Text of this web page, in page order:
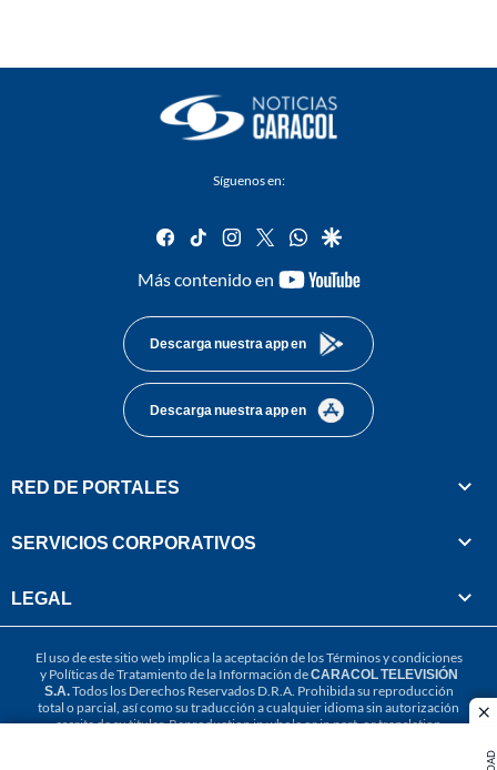
Síguenos en:
facebook
tiktok instagram
twitterwhatsapp
google
Más contenido en
youtube-
Descarga nuestra app en
Descarga nuestra app en
RED DE PORTALES
SERVICIOS CORPORATIVOS
LEGAL
El uso de este sitio web implica la aceptación de losTérminos y condiciones
y Políticas de Tratamiento de la Información deCARACOL TELEVISIÓN
S.A.Todos los Derechos Reservados D.R.A. Prohibida su reproducción
total o parcial, así como su traducción a cualquier idioma sin autorización
escrita de su titular. Reproduction in whole or in part, or translation